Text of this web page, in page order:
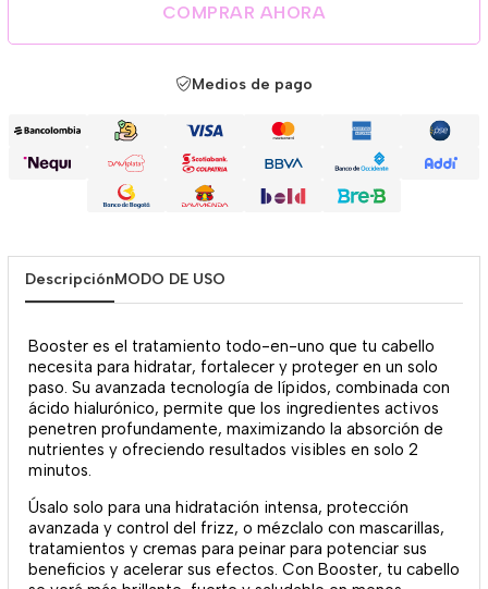
COMPRAR AHORA
Medios de pago
DescripciónMODO DE USO
Booster es el tratamiento todo-en-uno que tu cabello
necesita para hidratar, fortalecer y proteger en un solo
paso. Su avanzada tecnología de lípidos, combinada con
ácido hialurónico, permite que los ingredientes activos
penetren profundamente, maximizando la absorción de
nutrientes y ofreciendo resultados visibles en solo 2
minutos.
Úsalo solo para una hidratación intensa, protección
avanzada y control del frizz, o mézclalo con mascarillas,
tratamientos y cremas para peinar para potenciar sus
beneficios y acelerar sus efectos. Con Booster, tu cabello